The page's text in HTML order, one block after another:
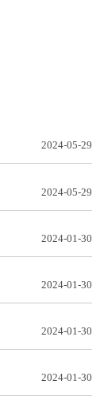
2024-05-29
2024-05-29
2024-01-30
2024-01-30
2024-01-30
2024-01-30